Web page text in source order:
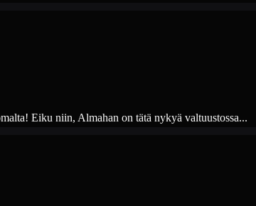
Eiku niin, Almahan on tätä nykyä valtuustossa...